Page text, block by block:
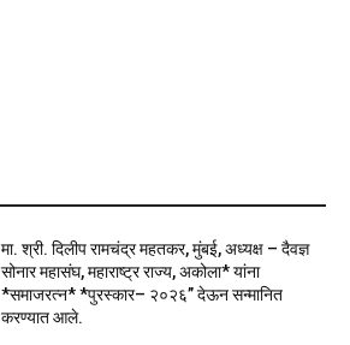
मा. श्री. दिलीप रामचंद्र महतकर, मुंबई, अध्यक्ष – दैवज्ञ
सोनार महासंघ, महाराष्ट्र राज्य, अकोला* यांना
*समाजरत्न* *पुरस्कार– २०२६” देऊन सन्मानित
करण्यात आले.